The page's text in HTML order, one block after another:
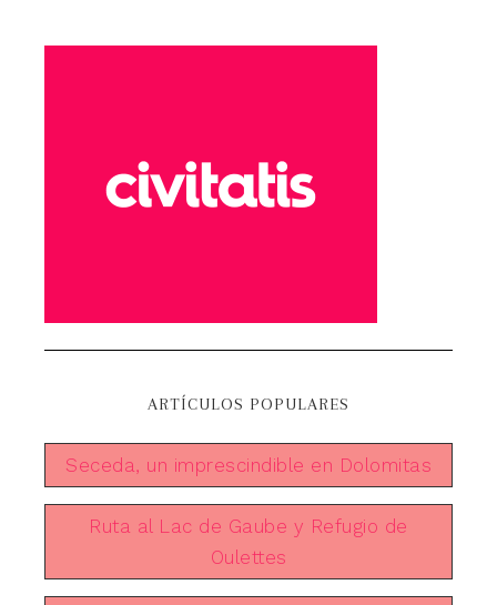
ARTÍCULOS POPULARES
Seceda, un imprescindible en Dolomitas
Ruta al Lac de Gaube y Refugio de
Oulettes